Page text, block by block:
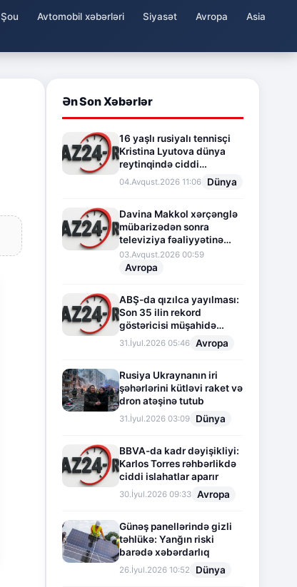
Şou Avtomobil xəbərləri Siyasət Avropa
Asia
Ən Son Xəbərlər
16 yaşlı rusiyalı tennisçi
Kristina Lyutova dünya
reytinqində ciddi
irəliləyişə imza atdı
04.Avqust.2026 11:06 Dünya
Davina Makkol xərçənglə
mübarizədən sonra
televiziya fəaliyyətinə
fasilə verir
03.Avqust.2026 00:59
Avropa
ABŞ-da qızılca yayılması:
Son 35 ilin rekord
göstəricisi müşahidə
olunur
31.İyul.2026 05:46 Avropa
Rusiya Ukraynanın iri
şəhərlərini kütləvi raket və
dron atəşinə tutub
31.İyul.2026 03:09 Dünya
BBVA-da kadr dəyişikliyi:
Karlos Torres rəhbərlikdə
ciddi islahatlar aparır
30.İyul.2026 09:33 Avropa
Günəş panellərində gizli
təhlükə: Yanğın riski
barədə xəbərdarlıq
26.İyul.2026 10:52 Dünya